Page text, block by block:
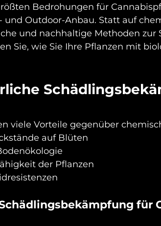
Bedrohungen für
und Outdoor-Anbau. Statt auf
und nachhaltige Methoden zur
Sie, wie Sie Ihre Pflanzen mit
viele Vorteile gegenüber
auf Blüten
der Pflanzen
für